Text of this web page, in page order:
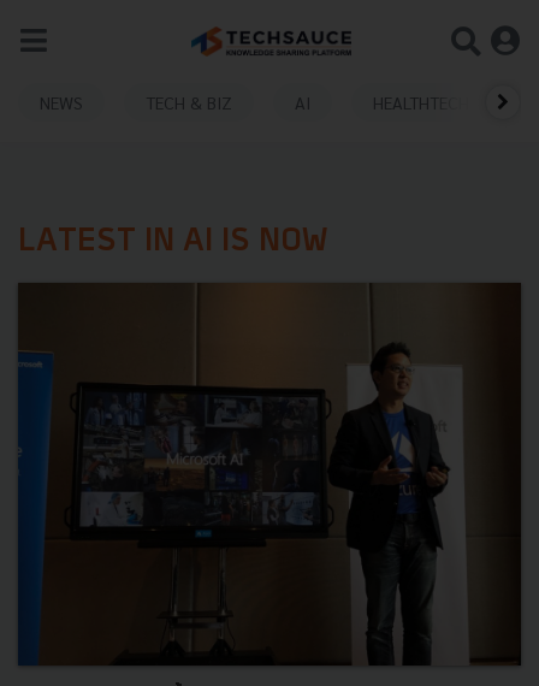
NEWS TECH & BIZ AI HEALTHTECH
LATEST IN AI IS NOW